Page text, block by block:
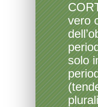
vero
solo